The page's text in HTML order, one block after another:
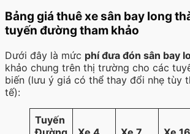
Bảng giá thuê xe sân bay long
tuyến đường tham khảo
Dưới đây là mức phí đưa đón sân bay
khảo chung trên thị trường cho các
biến (lưu ý giá có thể thay đổi nhẹ tùy
tế):
Tuyến